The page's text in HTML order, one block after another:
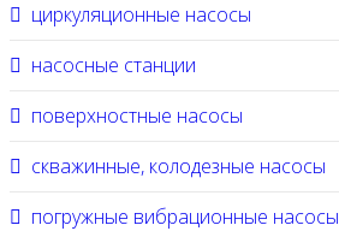
циркуляционные насосы
насосные станции
поверхностные насосы
скважинные, колодезные насосы
погружные вибрационные насосы